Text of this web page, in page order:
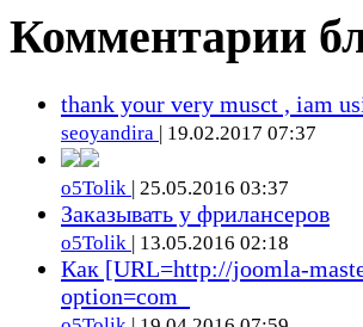
Комментарии
thank your very musct , iam
seoyandira | 19.02.2017 07:37
o5Tolik | 25.05.2016 03:37
Заказывать у фрилансеров
o5Tolik | 13.05.2016 02:18
Как [URL=http://joomla-
option=com_